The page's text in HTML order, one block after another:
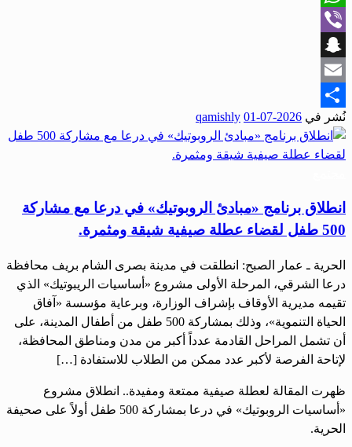
WhatsApp
Viber
Snapchat
Email
Share
نُشر في 2026-07-01
qamishly
انطلاق برنامج «مبادئ الروبوتيك» في درعا مع مشاركة
500 طفل لقضاء عطلة صيفية شيقة ومثمرة.
الحرية ـ عمار الصبح: انطلقت في مدينة بصرى الشام بريف محافظة
درعا الشرقي، المرحلة الأولى مشروع «أساسيات الريبوتيك» الذي
تقيمه مديرية الأوقاف بإشراف الوزارة، وبرعاية مؤسسة «آفاق
الحياة التنموية»، وذلك بمشاركة 500 طفل من أطفال المدينة، على
أن تشمل المراحل القادمة عدداً أكبر من مدن ومناطق المحافظة،
لإتاحة الفرصة لأكبر عدد ممكن من الطلاب للاستفادة […]
ظهرت المقالة لعطلة صيفية ممتعة ومفيدة.. انطلاق مشروع
«أساسيات الروبوتيك» في درعا بمشاركة 500 طفل أولاً على صحيفة
الحرية.